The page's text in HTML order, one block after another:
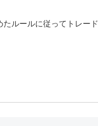
たルールに従ってトレード